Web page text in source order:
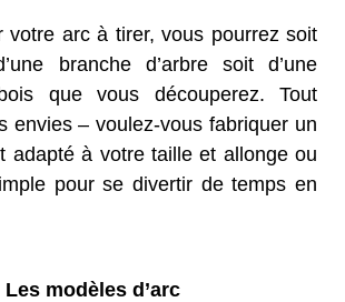
votre arc à tirer, vous pourrez soit
branche d’arbre soit d’une
que vous découperez. Tout
envies – voulez-vous fabriquer un
adapté à votre taille et allonge ou
pour se divertir de temps en
Les modèles d’arc